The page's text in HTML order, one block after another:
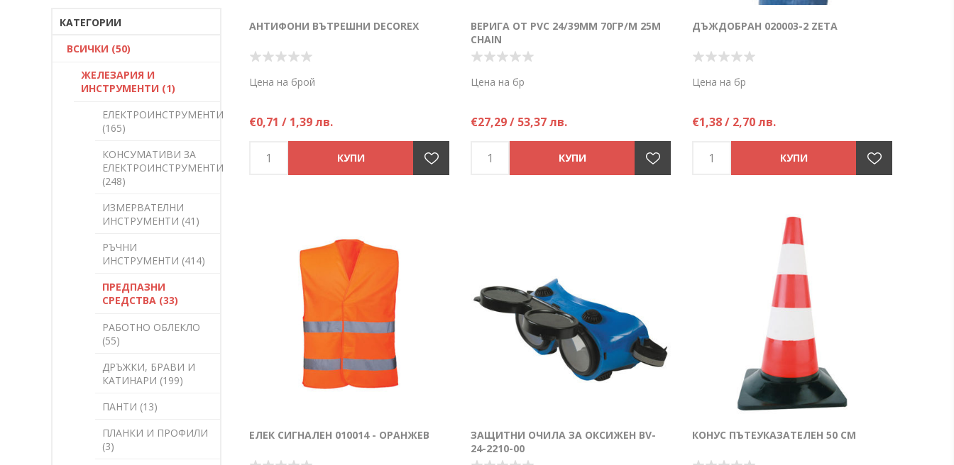
АНТИФОНИ ВЪТРЕШНИ DECOREX
Цена на брой
€0,71 / 1,39 лв.
ВЕРИГА ОТ PVC 24/39ММ 70ГР/М 25М
CHAIN
Цена на бр
€27,29 / 53,37 лв.
ДЪЖДОБРАН 020003-2 ZETA
Цена на бр
€1,38 / 2,70 лв.
ЕЛЕК СИГНАЛЕН 010014 - ОРАНЖЕВ
ЗАЩИТНИ ОЧИЛА ЗА ОКСИЖЕН ВV-
24-2210-00
КОНУС ПЪТЕУКАЗАТЕЛЕН 50 СМ
КАТЕГОРИИ
ВСИЧКИ (50)
ЖЕЛЕЗАРИЯ И
ИНСТРУМЕНТИ (1)
ЕЛЕКТРОИНСТРУМЕНТИ
(165)
КОНСУМАТИВИ ЗА
ЕЛЕКТРОИНСТРУМЕНТИ
(248)
ИЗМЕРВАТЕЛНИ
ИНСТРУМЕНТИ (41)
РЪЧНИ
ИНСТРУМЕНТИ (414)
ПРЕДПАЗНИ
СРЕДСТВА (33)
РАБОТНО ОБЛЕКЛО
(55)
ДРЪЖКИ, БРАВИ И
КАТИНАРИ (199)
ПАНТИ (13)
ПЛАНКИ И ПРОФИЛИ
(3)